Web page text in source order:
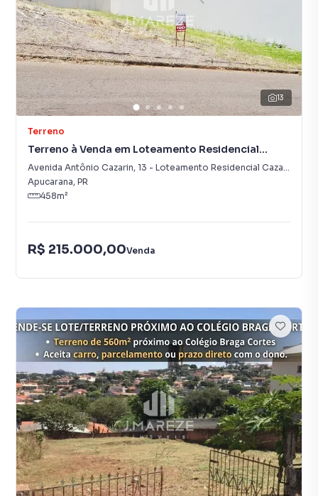
13
Terreno
Terreno à Venda em Loteamento Residencial
Cazarin
Avenida Antônio Cazarin, 13 - Loteamento Residencial Cazarin
Apucarana, PR
458m²
R$ 215.000,00Venda